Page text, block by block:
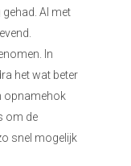
Al met
In
het wat beter
opnamehok
om de
snel mogelijk